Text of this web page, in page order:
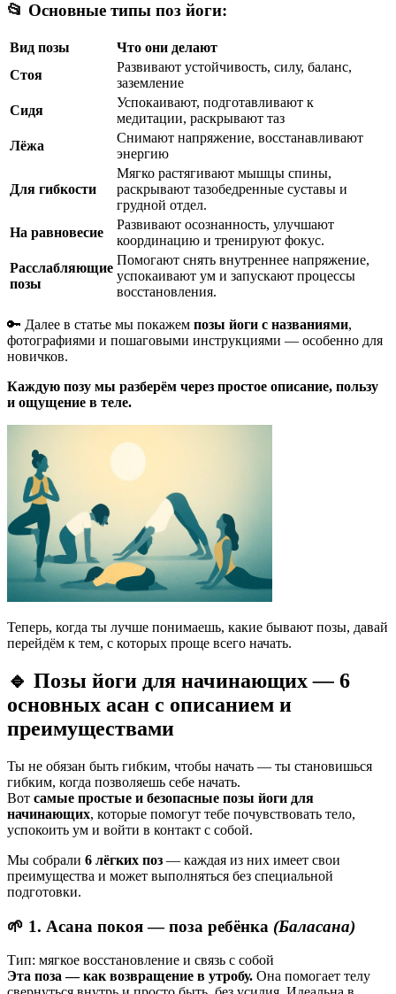
📂 Основные типы поз йоги:
Вид позы
Что они делают
Стоя
Развивают устойчивость, силу, баланс,
заземление
Сидя
Успокаивают, подготавливают к
медитации, раскрывают таз
Лёжа
Снимают напряжение, восстанавливают
энергию
Для гибкости
Мягко растягивают мышцы спины,
раскрывают тазобедренные суставы и
грудной отдел.
На равновесие
Развивают осознанность, улучшают
координацию и тренируют фокус.
Расслабляющие
позы
Помогают снять внутреннее напряжение,
успокаивают ум и запускают процессы
восстановления.
🔑 Далее в статье мы покажем позы йоги с названиями,
фотографиями и пошаговыми инструкциями — особенно для
новичков.
Каждую позу мы разберём через простое описание, пользу
и ощущение в теле.
Теперь, когда ты лучше понимаешь, какие бывают позы, давай
перейдём к тем, с которых проще всего начать.
🔹 Позы йоги для начинающих— 6
основных асан с описанием и
преимуществами
Ты не обязан быть гибким, чтобы начать — ты становишься
гибким, когда позволяешь себе начать.
Вот самые простые и безопасные позы йоги для
начинающих, которые помогут тебе почувствовать тело,
успокоить ум и войти в контакт с собой.
Мы собрали 6 лёгких поз — каждая из них имеет свои
преимущества и может выполняться без специальной
подготовки.
🌱 1. Асана покоя — поза ребёнка (Баласана)
Тип: мягкое восстановление и связь с собой
Эта поза — как возвращение в утробу. Она помогает телу